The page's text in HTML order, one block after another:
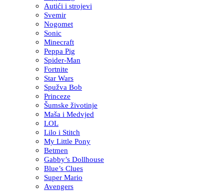
Autići i strojevi
Svemir
Nogomet
Sonic
Minecraft
Peppa Pig
Spider-Man
Fortnite
Star Wars
Spužva Bob
Princeze
Šumske životinje
Maša i Medvjed
LOL
Lilo i Stitch
My Little Pony
Betmen
Gabby’s Dollhouse
Blue’s Clues
Super Mario
Avengers